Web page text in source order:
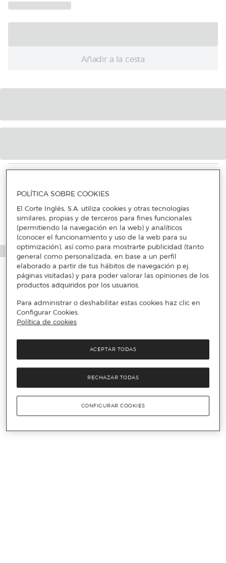
Añadir a la cesta
INFORMACIÓN SEGURIDAD DEL PRODUCTO
POLÍTICA SOBRE COOKIES
El Corte Inglés, S.A. utiliza cookies y otras tecnologías
similares, propias y de terceros para fines funcionales
(permitiendo la navegación en la web) y analíticos
(conocer el funcionamiento y uso de la web para su
optimización), así como para mostrarte publicidad (tanto
general como personalizada, en base a un perfil
elaborado a partir de tus hábitos de navegación p.ej.
páginas visitadas) y para poder valorar las opiniones de los
productos adquiridos por los usuarios.
Para administrar o deshabilitar estas cookies haz clic en
Configurar Cookies.
Política de cookies
RECHAZAR TODAS
ACEPTAR TODAS
CONFIGURAR COOKIES